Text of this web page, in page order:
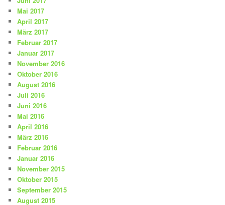
Mai 2017
April 2017
März 2017
Februar 2017
Januar 2017
November 2016
Oktober 2016
August 2016
Juli 2016
Juni 2016
Mai 2016
April 2016
März 2016
Februar 2016
Januar 2016
November 2015
Oktober 2015
September 2015
August 2015